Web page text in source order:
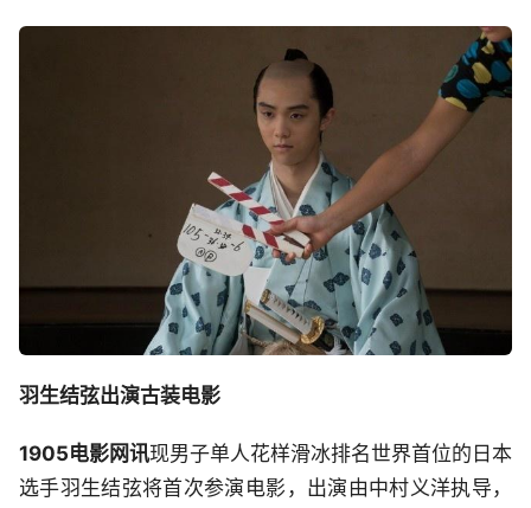
羽生结弦出演古装电影
1905电影网讯现男子单人花样滑冰排名世界首位的日本
选手羽生结弦将首次参演电影，出演由中村义洋执导，